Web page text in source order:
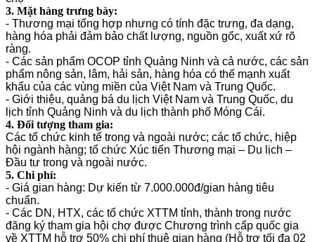
3. Mặt hàng trưng bày:
- Thương mại tổng hợp nhưng có tính đặc trưng, đa dạng,
hàng hóa phải đảm bảo chất lượng, nguồn gốc, xuất xứ rõ
ràng.
- Các sản phẩm OCOP tỉnh Quảng Ninh và cả nước, các sản
phẩm nông sản, lâm, hải sản, hàng hóa có thế mạnh xuất
khẩu của các vùng miền của Việt Nam và Trung Quốc.
- Giới thiệu, quảng bá du lịch Việt Nam và Trung Quốc, du
lịch tỉnh Quảng Ninh và du lịch thành phố Móng Cái.
4. Đối tượng tham gia:
Các tổ chức kinh tế trong và ngoài nước; các tổ chức, hiệp
hội ngành hàng; tổ chức Xúc tiến Thương mại – Du lịch –
Đầu tư trong và ngoài nước.
5. Chi phí:
- Giá gian hàng: Dự kiến từ 7.000.000đ/gian hàng tiêu
chuẩn.
- Các DN, HTX, các tổ chức XTTM tỉnh, thành trong nước
đăng ký tham gia hội chợ được Chương trình cấp quốc gia
về XTTM hỗ trợ 50% chi phí thuê gian hàng (Hỗ trợ tối đa 02